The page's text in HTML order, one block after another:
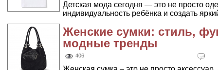
Детская мода сегодня — это не просто
индивидуальность ребёнка и создать
Женские сумки: стиль,
модные тренды
406